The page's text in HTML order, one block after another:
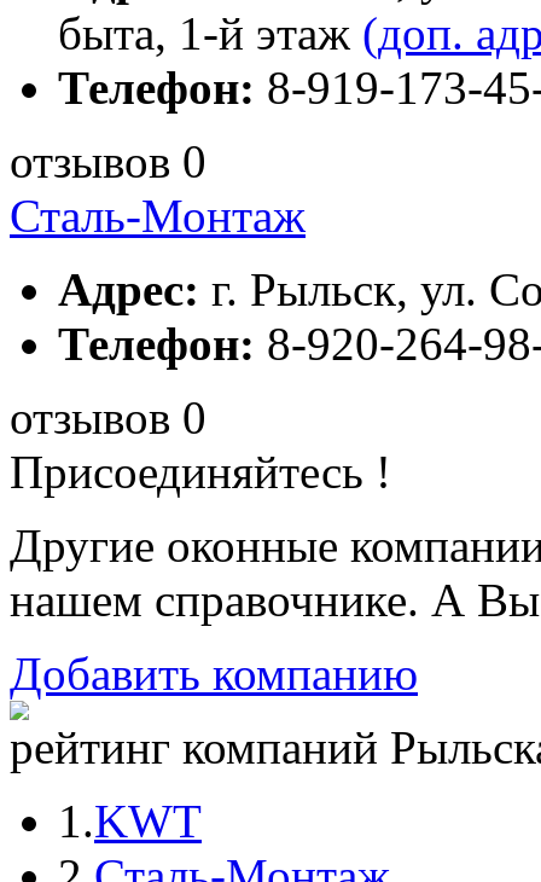
быта, 1-й этаж (доп.
Телефон: 8-919-173-
отзывов 0
Сталь-Монтаж
Адрес: г. Рыльск, ул.
Телефон: 8-920-264-
отзывов 0
Присоединяйтесь !
Другие оконные
нашем справочнике. А
Добавить компанию
рейтинг компаний
1.KWT